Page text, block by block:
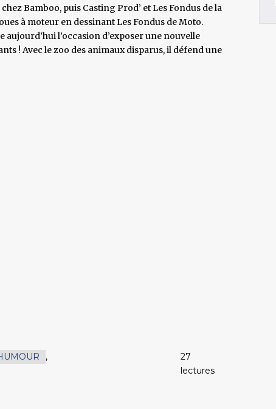
Bamboo, puis Casting Prod’ et Les Fondus de la
à moteur en dessinant Les Fondus de Moto.
l’occasion d’exposer une nouvelle
! Avec le zoo des animaux disparus, il défend une
,
27
lectures